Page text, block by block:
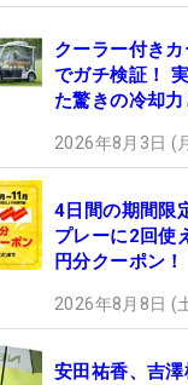
クーラー付き
でガチ検証！
た驚きの冷却力
2026年8月3日 (
4日間の期間限
プレーに2回使
円分クーポン！
2026年8月8日 (
安田祐香、吉